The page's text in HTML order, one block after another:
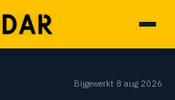
Bijgewerkt 8 aug 2026